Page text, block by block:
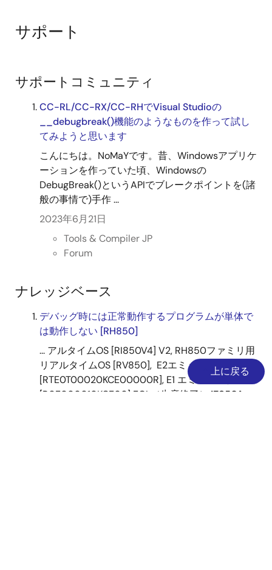
サポート
サポートコミュニティ
CC-RL/CC-RX/CC-RHでVisual Studioの
__debugbreak()機能のようなものを作って試し
てみようと思います
こんにちは。NoMaYです。昔、Windowsアプリケ
ーションを作っていた頃、Windowsの
DebugBreak()というAPIでブレークポイントを(諸
般の事情で)手作 ...
2023年6月21日
Tools & Compiler JP
Forum
ナレッジベース
デバッグ時には正常動作するプログラムが単体で
は動作しない [RH850]
... アルタイムOS [RI850V4] V2, RH850ファミリ用
リアルタイムOS [RV850], E2エミュレータ
[RTE0T00020KCE00000R], E1 エミュレータ
[R0E000010KCE00] EOL（生産終了）, IE850A
上に戻る